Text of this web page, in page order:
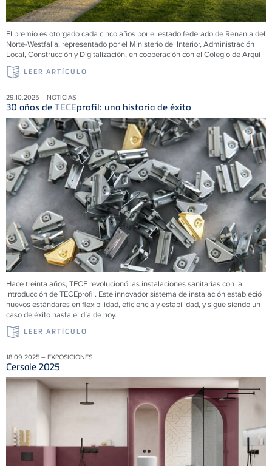
El premio es otorgado cada cinco años por el estado federado de Renania del
Norte-Westfalia, representado por el Ministerio del Interior, Administración
Local, Construcción y Digitalización, en cooperación con el Colegio de Arqui
LEER ARTÍCULO
29.10.2025 – NOTICIAS
30 años de TECEprofil: una historia de éxito
Hace treinta años,TECE revolucionó las instalaciones sanitarias con la
introducción deTECEprofil. Este innovador sistema de instalación estableció
nuevos estándares en flexibilidad, eficiencia y estabilidad, y sigue siendo un
caso de éxito hasta el día de hoy.
LEER ARTÍCULO
18.09.2025 – EXPOSICIONES
Cersaie 2025